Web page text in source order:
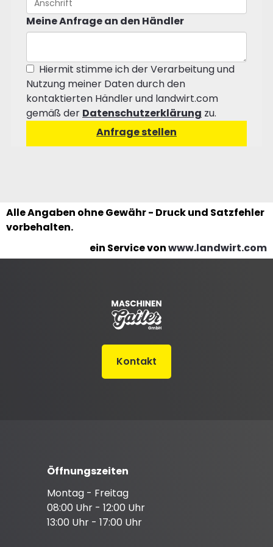
Meine Anfrage an den Händler
Hiermit stimme ich der Verarbeitung und
Nutzung meiner Daten durch den
kontaktierten Händler und landwirt.com
gemäß der Datenschutzerklärung zu.
Alle Angaben ohne Gewähr - Druck und Satzfehler
vorbehalten.
ein Service vonwww.landwirt.com
Kontakt
Öffnungszeiten
Montag - Freitag
08:00 Uhr - 12:00 Uhr
13:00 Uhr - 17:00 Uhr